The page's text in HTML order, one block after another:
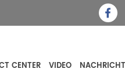
CENTER VIDEO